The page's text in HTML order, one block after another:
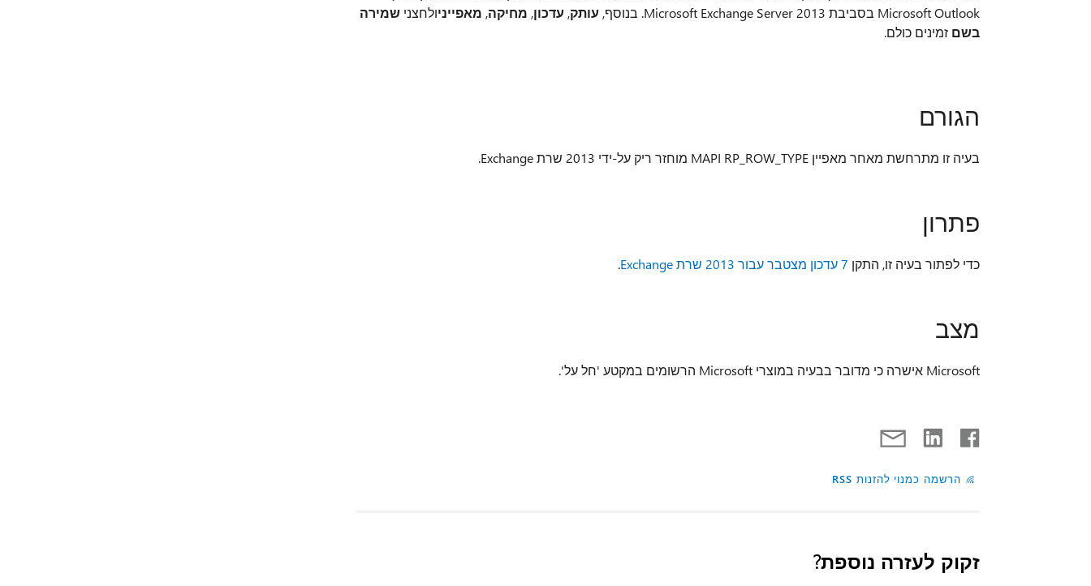
Microsoft Outlook בסביבת Microsoft Exchange Server 2013. בנוסף,
עותק, עדכון, מחיקה, מאפייניולחצני שמירה
בשם זמינים כולם.
הגורם
בעיה זו מתרחשת מאחר מאפיין MAPI RP_ROW_TYPE מוחזר ריק על-ידי 2013 שרת Exchange.
פתרון
כדי לפתור בעיה זו, התקן 7 עדכון מצטבר עבור 2013 שרת Exchange .
מצב
Microsoft אישרה כי מדובר בבעיה במוצרי Microsoft הרשומים במקטע 'חל על'.
הרשמה כמנוי להזנות RSS
זקוק לעזרה נוספת?